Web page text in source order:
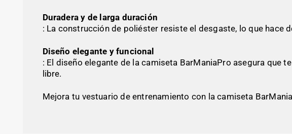
Duradera y de larga duración
: La construcción de poliéster resiste el desgaste, lo que hace
Diseño elegante y funcional
: El diseño elegante de la camiseta BarManiaPro asegura que
libre.
Mejora tu vestuario de entrenamiento con la camiseta